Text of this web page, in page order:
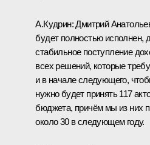
А.Кудрин:Дмитрий
будет полностью исполнен,
стабильное поступление
всех решений, которые
и в начале следующего,
нужно будет принять 117
бюджета, причём мы из них
около 30 в следующем году.